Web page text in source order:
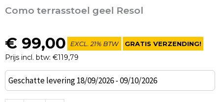
Como terrasstoel geel Resol
€ 99,00
Prijs incl. btw: €119,79
EXCL. 21% BTW GRATIS VERZENDING!
Geschatte levering 18/09/2026 - 09/10/2026
Como
terrasstoel